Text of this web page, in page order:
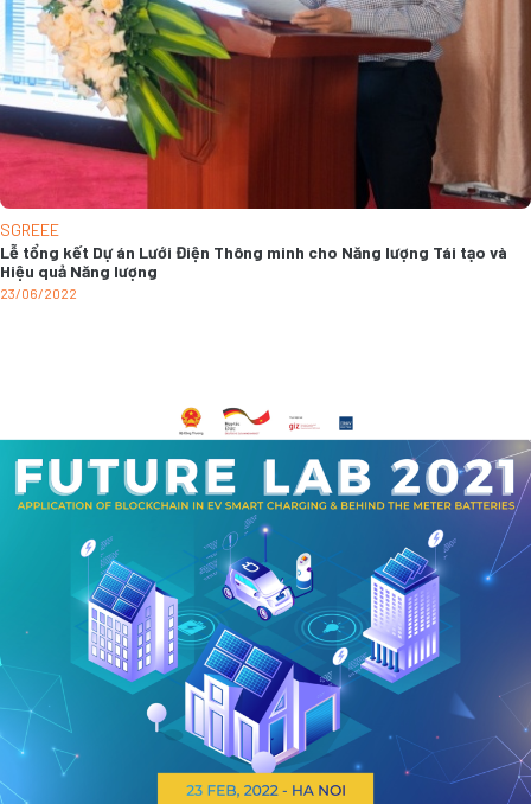
SGREEE
Lễ tổng kết Dự án Lưới Điện Thông minh cho Năng lượng Tái tạo và
Hiệu quả Năng lượng
23/06/2022